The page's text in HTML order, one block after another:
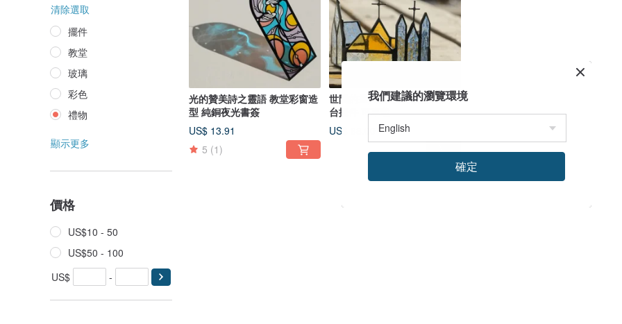
清除選取
擺件
教堂
玻璃
彩色
禮物
顯示更多
價格
US$10 - 50
US$50 - 100
US$
-
光的贊美詩之靈語 教堂彩窗造
型 純銅夜光書簽
US$ 13.91
5 (1)
世間的晝與夜 玻璃教堂裝飾燭
台擺件 可車載
US$ 68.00
我們建議的瀏覽環境
確定